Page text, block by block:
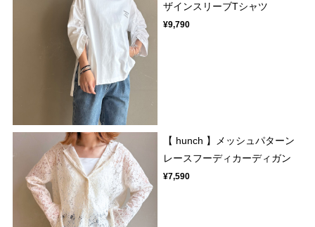
ザインスリーブTシャツ
¥9,790
【 hunch 】メッシュパターン
レースフーディカーディガン
¥7,590